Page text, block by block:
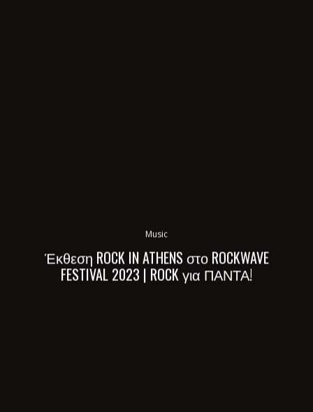
Music
Έκθεση ROCK IN ATHENS στο ROCKWAVE
FESTIVAL 2023 | ROCK για ΠΑΝΤΑ!